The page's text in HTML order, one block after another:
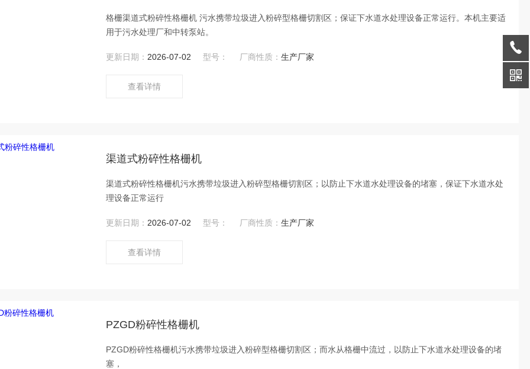
格栅渠道式粉碎性格栅机 污水携带垃圾进入粉碎型格栅切割区；保证下水道水处理设备正常运行。本机主要适
用于污水处理厂和中转泵站。
更新日期： 2026-07-02 型号： 厂商性质：生产厂家
查看详情
渠道式粉碎性格栅机
渠道式粉碎性格栅机污水携带垃圾进入粉碎型格栅切割区；以防止下水道水处理设备的堵塞，保证下水道水处
理设备正常运行
更新日期： 2026-07-02 型号： 厂商性质：生产厂家
查看详情
PZGD粉碎性格栅机
PZGD粉碎性格栅机污水携带垃圾进入粉碎型格栅切割区；而水从格栅中流过，以防止下水道水处理设备的堵
塞，